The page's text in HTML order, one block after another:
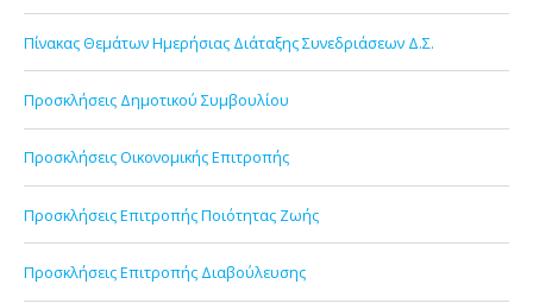
Πίνακας Θεμάτων Ημερήσιας Διάταξης Συνεδριάσεων Δ.Σ.
Προσκλήσεις Δημοτικού Συμβουλίου
Προσκλήσεις Οικονομικής Επιτροπής
Προσκλήσεις Επιτροπής Ποιότητας Ζωής
Προσκλήσεις Επιτροπής Διαβούλευσης